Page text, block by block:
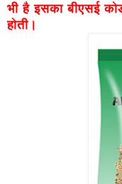
भी है इसका बीएसई
होती।